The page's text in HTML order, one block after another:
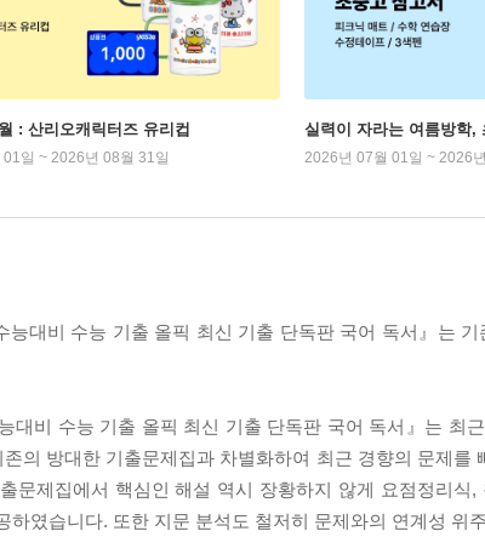
: 산리오캐릭터즈 유리컵
일 ~ 2026년 08월 31일
실력이 자라는 여름방학,
2026년 07월 01일 ~ 2026
능대비 수능 기출 올픽 최신 기출 단독판 국어 독서』는
능대비 수능 기출 올픽 최신 기출 단독판 국어 독서』는 최
존의 방대한 기출문제집과 차별화하여 최근 경향의 문제
문제집에서 핵심인 해설 역시 장황하지 않게 요점정리
하였습니다. 또한 지문 분석도 철저히 문제와의 연계성